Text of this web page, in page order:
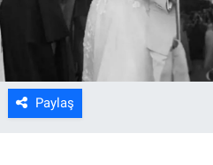
Paylaş